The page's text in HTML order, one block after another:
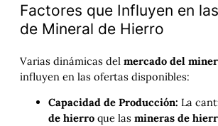
Factores que Influyen en
de Mineral de Hierro
Varias dinámicas del mercado del
influyen en las ofertas disponibles:
Capacidad de Producción: La
de hierro que las mineras de